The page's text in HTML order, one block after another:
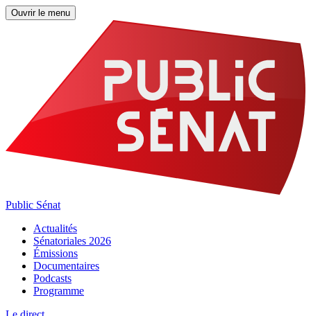
Ouvrir le menu
Public Sénat
Actualités
Sénatoriales 2026
Émissions
Documentaires
Podcasts
Programme